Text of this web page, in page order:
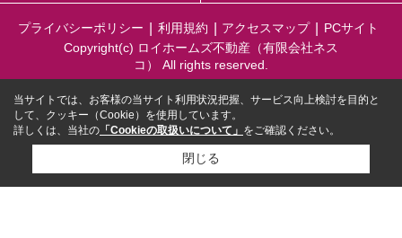
プライバシーポリシー 利用規約 アクセスマップ
PCサイト
Copyright(c) ロイホームズ不動産（有限会社ネス
コ） All rights reserved.
当サイトでは、お客様の当サイト利用状況把握、サービス向上検討を目的と
して、クッキー（Cookie）を使用しています。
詳しくは、当社の 「Cookieの取扱いについて」 をご確認ください。
閉じる